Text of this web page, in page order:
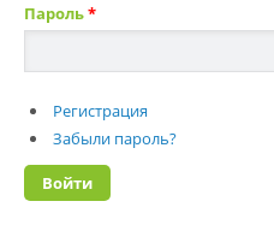
Пароль*
Регистрация
Забыли пароль?